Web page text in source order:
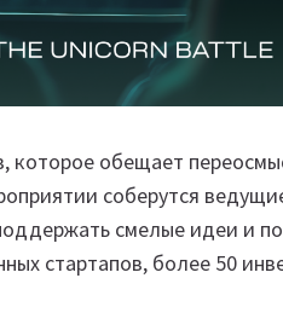
которое обещает
соберутся
смелые идеи и
стартапов, более 50